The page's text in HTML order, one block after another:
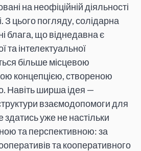
на неофіційній діяльності
З цього погляду, солідарна
блага, що віднедавна є
та інтелектуальної
більше місцевою
концепцією, створеною
Навіть ширша ідея —
взаємодопомоги для
уже не настільки
та перспективною: за
та кооперативного